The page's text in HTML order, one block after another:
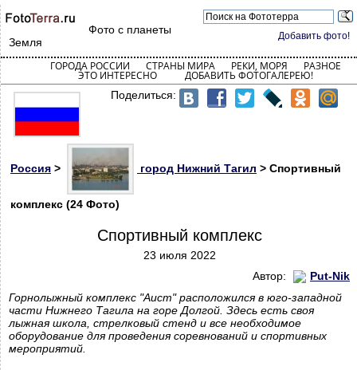
Добавить фото!
Фото с планеты
Земля
ГОРОДА РОССИИ СТРАНЫ МИРА РЕКИ, МОРЯ РАЗНОЕ
ЭТО ИНТЕРЕСНО ДОБАВИТЬ ФОТОГАЛЕРЕЮ!
Поделиться:
Россия > город Нижний Тагил > Спортивный
комплекс (24 Фото)
Спортивный комплекс
23 июля 2022
Автор:
Put-Nik
Горнолыжный комплекс "Аист" расположился в юго-западной
части Нижнего Тагила на горе Долгой. Здесь есть своя
лыжная школа, стрелковый стенд и все необходимое
оборудование для проведения соревнований и спортивных
мероприятий.